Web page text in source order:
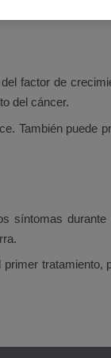
factor de
del cáncer.
También puede
síntomas
tratamiento,